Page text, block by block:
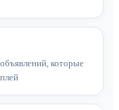
которые